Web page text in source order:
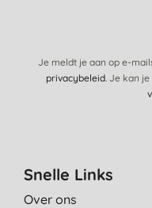
Je meldt je aan op e-
privacybeleid. Je kan
Snelle Links
Over ons